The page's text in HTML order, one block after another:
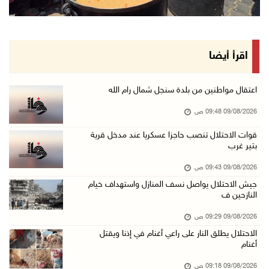
الاحتلال يقتحم عدة قرى في نابلس ويداهم منازل ...
أبرز عناوين الصحف الفلسطينية
مستعمرون إرهابيون يسرقون جرارا زراعيا من بيت ...
09/آب/2026 08:29 ص
09/آب/2026 08:27 ص
مصر: تهجير الفلسطينيين خط أحمر ومخطط مرفوض
09/آب/2026 08:11 ص
حالة الطقس: أجواء شديدة الحرارة تؤثر على البل ...
09/آب/2026 07:50 ص
تواصل انتهاكات الاحتلال والمستعمرين: إصابات و ...
اقرأ أيضا
اعتقال مواطنين من بلدة سنجل شمال رام الله
09/08/2026 09:48 ص
قوات الاحتلال تنصب حاجزا عسكريا عند مدخل قرية
بتير غرب
09/08/2026 09:43 ص
جيش الاحتلال يواصل نسف المنازل واستهداف خيام
النازحين ف
09/08/2026 09:29 ص
الاحتلال يطلق النار على راعي أغنام في إذنا ويقتل
أغنام
09/08/2026 09:18 ص